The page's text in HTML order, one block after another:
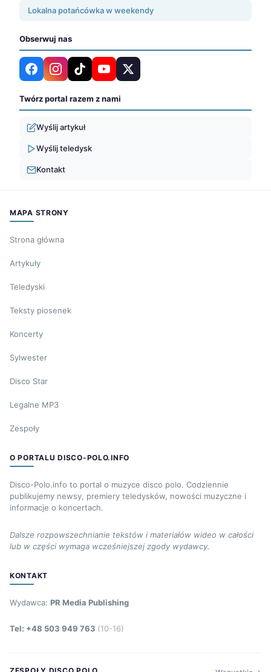
Lokalna potańcówka w weekendy
Obserwuj nas
Twórz portal razem z nami
Wyślij artykuł
Wyślij teledysk
Kontakt
MAPA STRONY
Strona główna
Artykuły
Teledyski
Teksty piosenek
Koncerty
Sylwester
Disco Star
Legalne MP3
Zespoły
O PORTALU DISCO-POLO.INFO
Disco-Polo.info to portal o muzyce disco polo. Codziennie
publikujemy newsy, premiery teledysków, nowości muzyczne i
informacje o koncertach.
Dalsze rozpowszechnianie tekstów i materiałów wideo w całości
lub w części wymaga wcześniejszej zgody wydawcy.
KONTAKT
Wydawca: PR Media Publishing
Tel: +48 503 949 763 (10-16)